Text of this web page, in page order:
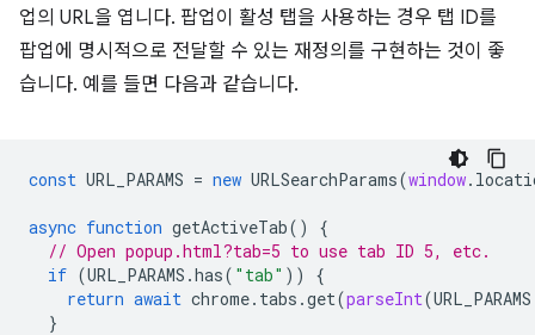
업의 URL을 엽니다. 팝업이 활성 탭을 사용하는 경우 탭 ID를
팝업에 명시적으로 전달할 수 있는 재정의를 구현하는 것이 좋
습니다. 예를 들면 다음과 같습니다.
const URL_PARAMS = new URLSearchParams(window.
async function getActiveTab()
{
// Open popup.html?tab=5 to use tab ID 5, etc.
if (URL_PARAMS .has( "tab" ))
{
return await chrome. tabs .get(parseInt(URL_PARAMS
}